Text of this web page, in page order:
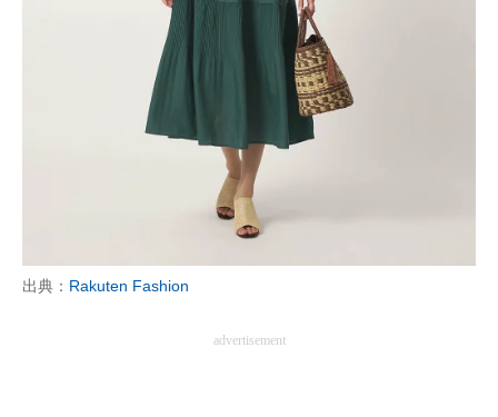
出典： Rakuten Fashion
advertisement